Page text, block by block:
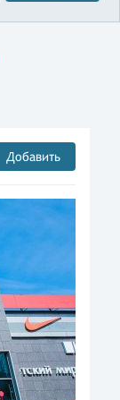
Добавить